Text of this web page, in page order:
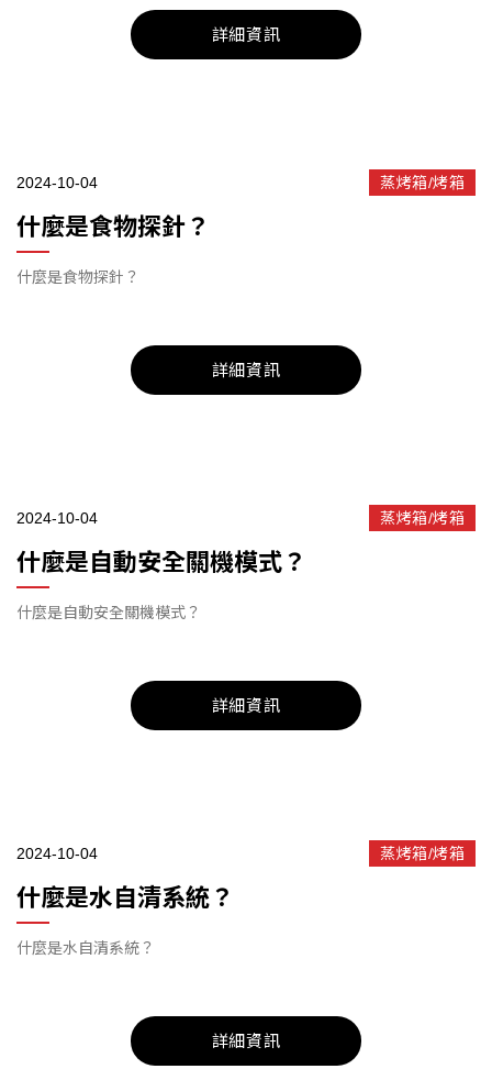
詳細資訊
2024-10-04 蒸烤箱/烤箱
什麼是食物探針？
什麼是食物探針？
詳細資訊
2024-10-04 蒸烤箱/烤箱
什麼是自動安全關機模式？
什麼是自動安全關機模式？
詳細資訊
2024-10-04 蒸烤箱/烤箱
什麼是水自清系統？
什麼是水自清系統？
詳細資訊